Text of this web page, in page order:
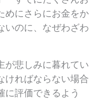
めにさらにお金をか
いのに、なぜわざわ
が悲しみに暮れてい
ければならない場合
に評価できるよう